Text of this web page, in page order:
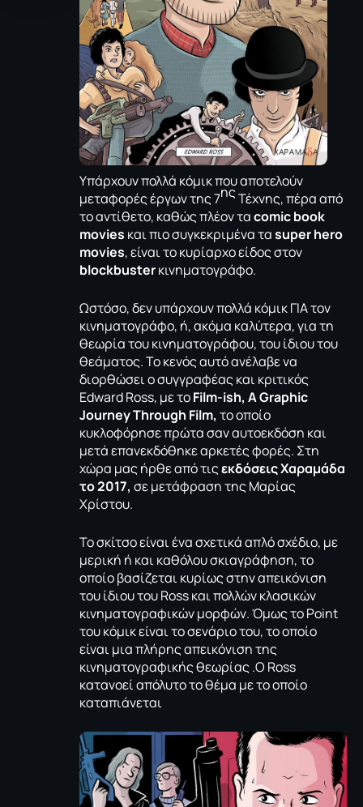
Υπάρχουν πολλά κόμικ που αποτελούν
μεταφορές έργων της 7ηςΤέχνης, πέρα από
το αντίθετο, καθώς πλέον ταcomic book
movies και πιο συγκεκριμένα ταsuper hero
movies, είναι το κυρίαρχο είδος στον
blockbusterκινηματογράφο.
Ωστόσο, δεν υπάρχουν πολλά κόμικ ΓΙΑ τον
κινηματογράφο, ή, ακόμα καλύτερα, για τη
θεωρία του κινηματογράφου, του ίδιου του
θεάματος. Το κενός αυτό ανέλαβε να
διορθώσει ο συγγραφέας και κριτικός
Edward Ross, με τοFilm-ish, Α Graphic
Journey Through Film, το οποίο
κυκλοφόρησε πρώτα σαν αυτοεκδόση και
μετά επανεκδόθηκε αρκετές φορές. Στη
χώρα μας ήρθε από τιςεκδόσεις Χαραμάδα
το 2017, σε μετάφραση της Μαρίας
Χρίστου.
Το σκίτσο είναι ένα σχετικά απλό σχέδιο, με
μερική ή και καθόλου σκιαγράφηση, το
οποίο βασίζεται κυρίως στην απεικόνιση
του ίδιου του Ross και πολλών κλασικών
κινηματογραφικών μορφών. Όμως το Point
του κόμικ είναι το σενάριο του, το οποίο
είναι μια πλήρης απεικόνιση της
κινηματογραφικής θεωρίας .Ο Ross
κατανοεί απόλυτο το θέμα με το οποίο
καταπιάνεται